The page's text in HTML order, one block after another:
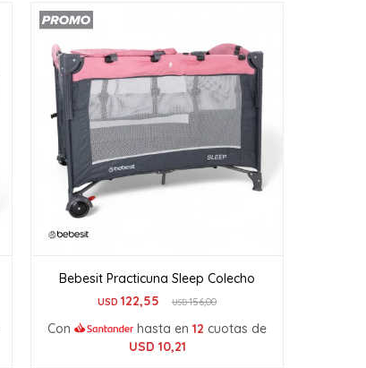
Bebesit Practicuna Sleep Colecho
USD 122,55 USD156,00
Con hasta en12 cuotas de
USD 10,21